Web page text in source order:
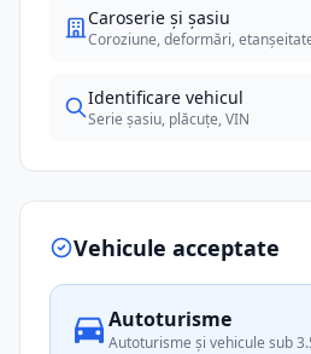
Caroserie și șasiu
Coroziune, deformări,
Identificare vehicul
Serie șasiu, plăcuțe, VIN
Vehicule acceptate
Autoturisme
Autoturisme și vehicule sub